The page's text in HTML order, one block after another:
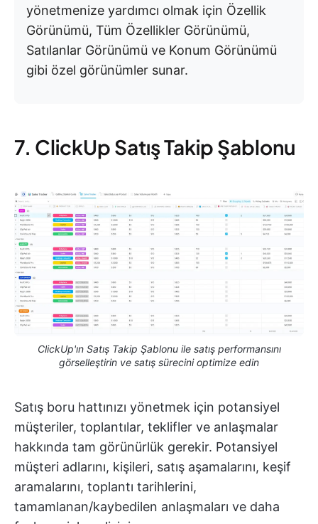
yönetmenize yardımcı olmak için Özellik
Görünümü, Tüm Özellikler Görünümü,
Satılanlar Görünümü ve Konum Görünümü
gibi özel görünümler sunar.
7. ClickUp Satış Takip Şablonu
ClickUp'ın Satış Takip Şablonu ile satış performansını
görselleştirin ve satış sürecini optimize edin
Satış boru hattınızı yönetmek için potansiyel
müşteriler, toplantılar, teklifler ve anlaşmalar
hakkında tam görünürlük gerekir. Potansiyel
müşteri adlarını, kişileri, satış aşamalarını, keşif
aramalarını, toplantı tarihlerini,
tamamlanan/kaybedilen anlaşmaları ve daha